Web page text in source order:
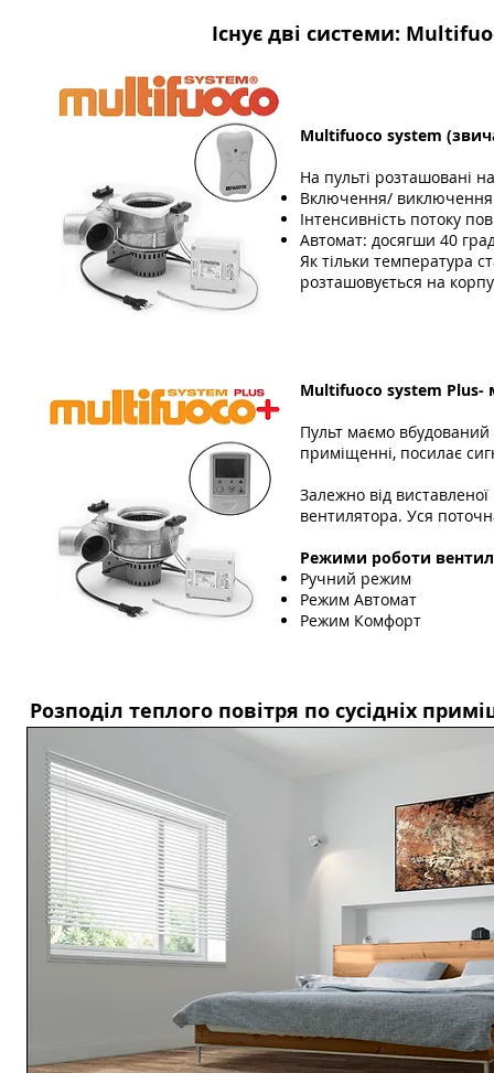
Існує дві системи:
Multifuoco system (
На пульті розташовані
Включення/ виключення
Інтенсивність потоку
Автомат: досягши 40
Як тільки температура
розташовується на
Multifuoco system
Пульт маємо
приміщенні, посилає
Залежно від
вентилятора. Уся
Режими роботи
Ручний режим
Режим Автомат
Режим Комфорт
Розподіл теплого повітря по сусідніх